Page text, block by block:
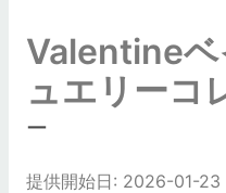
Valentine
ュエリーコ
ー
提供開始日: 2026-01-